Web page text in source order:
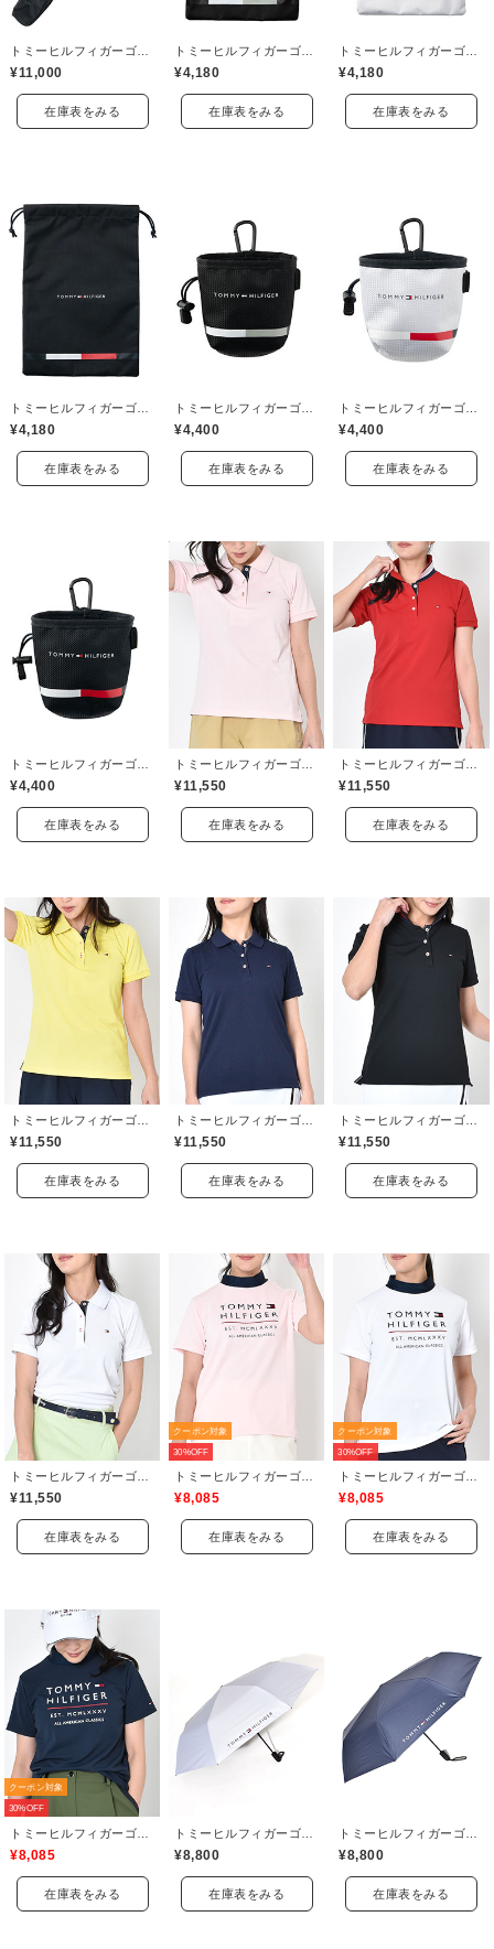
トミーヒルフィガーゴルフ(TOMMY HILFIGER GOLF)
¥11,000
在庫表をみる
トミーヒルフィガーゴルフ(TOMMY HILFIGER GOLF)
¥4,180
在庫表をみる
トミーヒルフィガーゴルフ(TOMMY HILFIGER GOLF)
¥4,180
在庫表をみる
¥4,180
在庫表をみる
¥4,400
在庫表をみる
¥4,400
在庫表をみる
¥4,400
在庫表をみる
¥11,550
在庫表をみる
¥11,550
在庫表をみる
¥11,550
在庫表をみる
¥11,550
在庫表をみる
¥11,550
在庫表をみる
¥11,550
在庫表をみる
クーポン対象
30%OFF
¥8,085
在庫表をみる
クーポン対象
30%OFF
¥8,085
在庫表をみる
クーポン対象
30%OFF
¥8,085
在庫表をみる
¥8,800
在庫表をみる
¥8,800
在庫表をみる